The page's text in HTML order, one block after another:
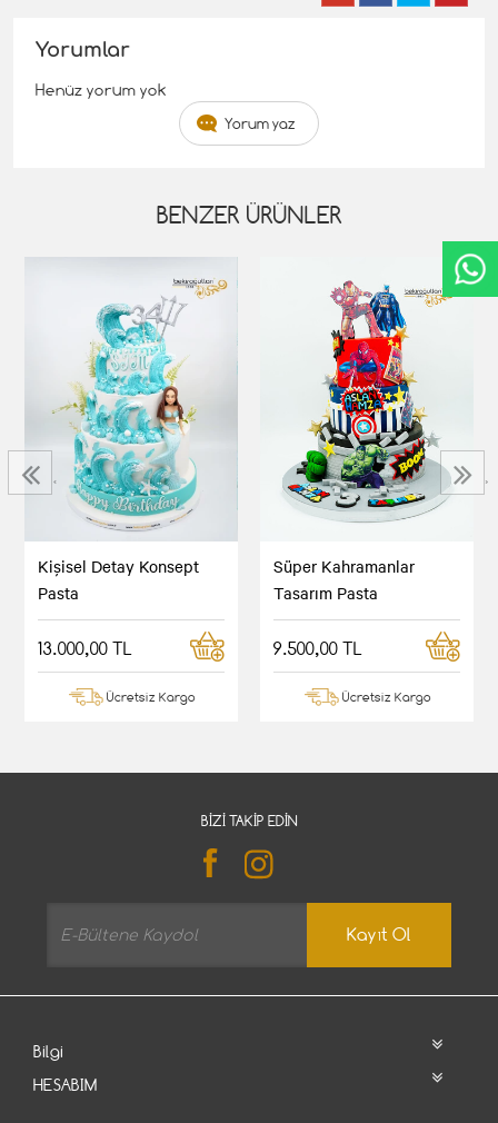
Yorumlar
Henüz yorum yok
Yorum yaz
BENZER ÜRÜNLER
Kişisel Detay Konsept
Pasta
13.000,00 TL
Ücretsiz Kargo
Süper Kahramanlar
Tasarım Pasta
9.500,00 TL
Ücretsiz Kargo
‹ ›
BIZI TAKIP EDIN
Kayıt Ol
Bilgi
HESABIM